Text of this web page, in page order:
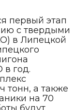
первый этап
с твердыми
в Липецкой
в год.
тонн, а также
на 70